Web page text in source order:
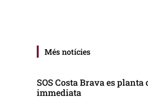
Més notícies
SOS Costa Brava es
immediata